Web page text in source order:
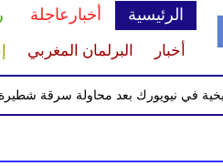
الرئيسية أخبارعاجلة
أخبار البرلمان المغربي
في نيويورك بعد محاولة سرقة شطيرة